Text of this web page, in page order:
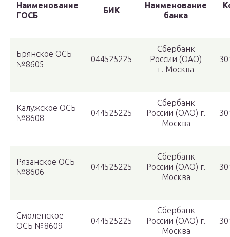
Наименование
ГОСБ
БИК
Наименование
банка
Брянское ОСБ
№8605
044525225
Сбербанк
России (ОАО)
г. Москва
Калужское ОСБ
№8608
044525225
Сбербанк
России (ОАО) г.
Москва
Рязанское ОСБ
№8606
044525225
Сбербанк
России (ОАО) г.
Москва
Смоленское
ОСБ №8609
044525225
Сбербанк
России (ОАО) г.
Москва